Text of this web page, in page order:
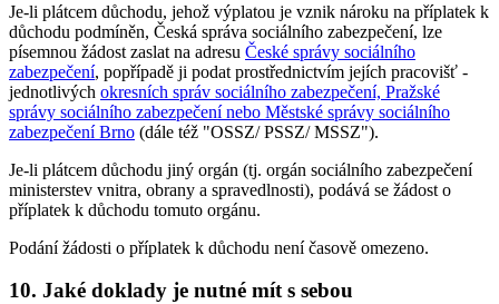
Je-li plátcem důchodu, jehož výplatou je vznik nároku na příplatek k
důchodu podmíněn, Česká správa sociálního zabezpečení, lze
písemnou žádost zaslat na adresu České správy sociálního
zabezpečení, popřípadě ji podat prostřednictvím jejích pracovišť -
jednotlivých okresních správ sociálního zabezpečení, Pražské
správy sociálního zabezpečení nebo Městské správy sociálního
zabezpečení Brno (dále též "OSSZ/ PSSZ/ MSSZ").
Je-li plátcem důchodu jiný orgán (tj. orgán sociálního zabezpečení
ministerstev vnitra, obrany a spravedlnosti), podává se žádost o
příplatek k důchodu tomuto orgánu.
Podání žádosti o příplatek k důchodu není časově omezeno.
10. Jaké doklady je nutné mít s sebou